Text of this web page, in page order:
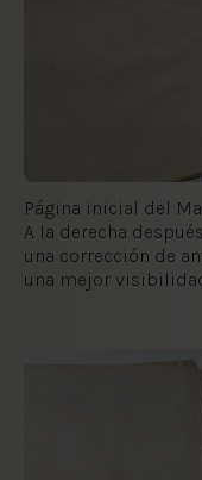
Página inicial del
A la derecha
una corrección de
una mejor